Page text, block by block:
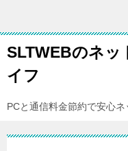
SLTWEBのネッ
イフ
PCと通信料金節約で安心ネ